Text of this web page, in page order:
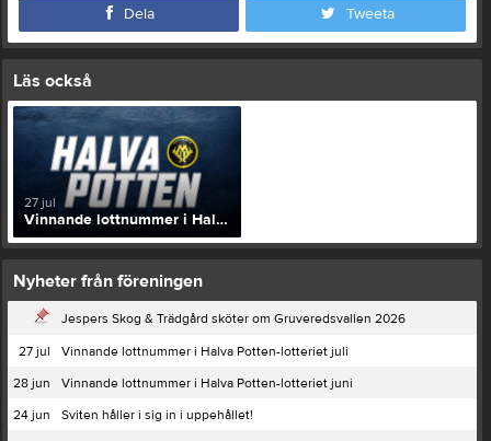
Dela Tweeta
Läs också
27 jul
Vinnande lottnummer i Halva Potten-lotteriet juli
Nyheter från föreningen
Jespers Skog & Trädgård sköter om Gruveredsvallen 2026
27 jul
Vinnande lottnummer i Halva Potten-lotteriet juli
28 jun
Vinnande lottnummer i Halva Potten-lotteriet juni
24 jun
Sviten håller i sig in i uppehållet!